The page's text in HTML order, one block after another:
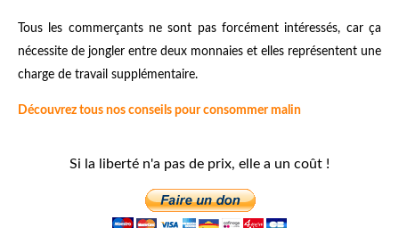
Tous les commerçants ne sont pas forcément intéressés, car ça
nécessite de jongler entre deux monnaies et elles représentent une
charge de travail supplémentaire.
Découvrez tous nos conseils pour consommer malin
Si la liberté n'a pas de prix, elle a un coût !